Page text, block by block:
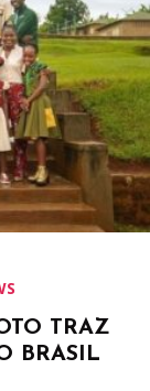
TRAZ
BRASIL